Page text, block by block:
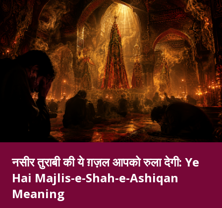
नसीर तुराबी की ये ग़ज़ल आपको रुला देगी: Ye
Hai Majlis-e-Shah-e-Ashiqan
Meaning